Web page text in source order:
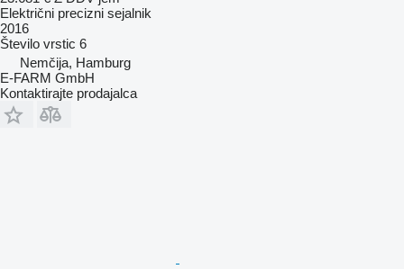
Električni precizni sejalnik
2016
Število vrstic 6
Nemčija, Hamburg
E-FARM GmbH
Kontaktirajte prodajalca